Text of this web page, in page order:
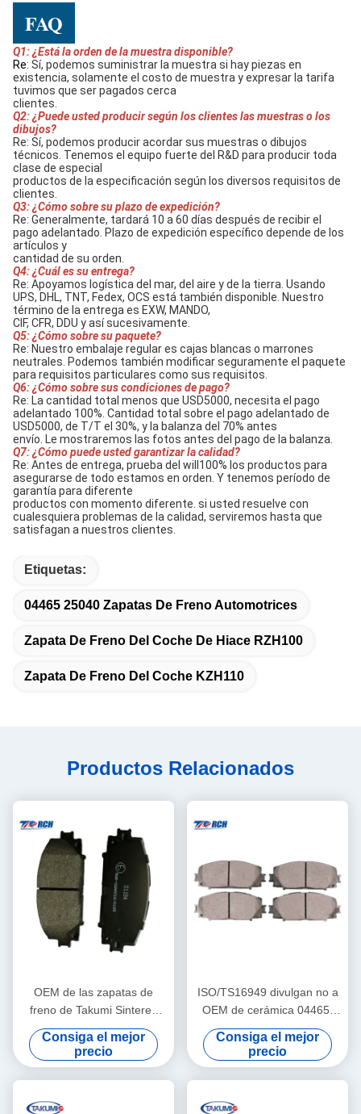
FAQ
Q1: ¿Está la orden de la muestra disponible?
Re: Sí, podemos suministrar la muestra si hay piezas en
existencia, solamente el costo de muestra y expresar la tarifa
tuvimos que ser pagados cerca
clientes.
Q2: ¿Puede usted producir según los clientes las muestras o los
dibujos?
Re: Sí, podemos producir acordar sus muestras o dibujos
técnicos. Tenemos el equipo fuerte del R&D para producir toda
clase de especial
productos de la especificación según los diversos requisitos de
clientes.
Q3: ¿Cómo sobre su plazo de expedición?
Re: Generalmente, tardará 10 a 60 días después de recibir el
pago adelantado. Plazo de expedición específico depende de los
artículos y
cantidad de su orden.
Q4: ¿Cuál es su entrega?
Re: Apoyamos logística del mar, del aire y de la tierra. Usando
UPS, DHL, TNT, Fedex, OCS está también disponible. Nuestro
término de la entrega es EXW, MANDO,
CIF, CFR, DDU y así sucesivamente.
Q5: ¿Cómo sobre su paquete?
Re: Nuestro embalaje regular es cajas blancas o marrones
neutrales. Podemos también modificar seguramente el paquete
para requisitos particulares como sus requisitos.
Q6: ¿Cómo sobre sus condiciones de pago?
Re: La cantidad total menos que USD5000, necesita el pago
adelantado 100%. Cantidad total sobre el pago adelantado de
USD5000, de T/T el 30%, y la balanza del 70% antes
envío. Le mostraremos las fotos antes del pago de la balanza.
Q7: ¿Cómo puede usted garantizar la calidad?
Re: Antes de entrega, prueba del will100% los productos para
asegurarse de todo estamos en orden. Y tenemos período de
garantía para diferente
productos con momento diferente. si usted resuelve con
cualesquiera problemas de la calidad, serviremos hasta que
satisfagan a nuestros clientes.
Etiquetas:
04465 25040 Zapatas De Freno Automotrices
Zapata De Freno Del Coche De Hiace RZH100
Zapata De Freno Del Coche KZH110
Productos Relacionados
OEM de las zapatas de
freno de Takumi Sintered
Front And Rear 04465-
25040
Consiga el mejor
precio
ISO/TS16949 divulgan no a
OEM de cerámica 04465-
0D140 de la zapata de freno
para los coches japoneses y
de Corea
Consiga el mejor
precio